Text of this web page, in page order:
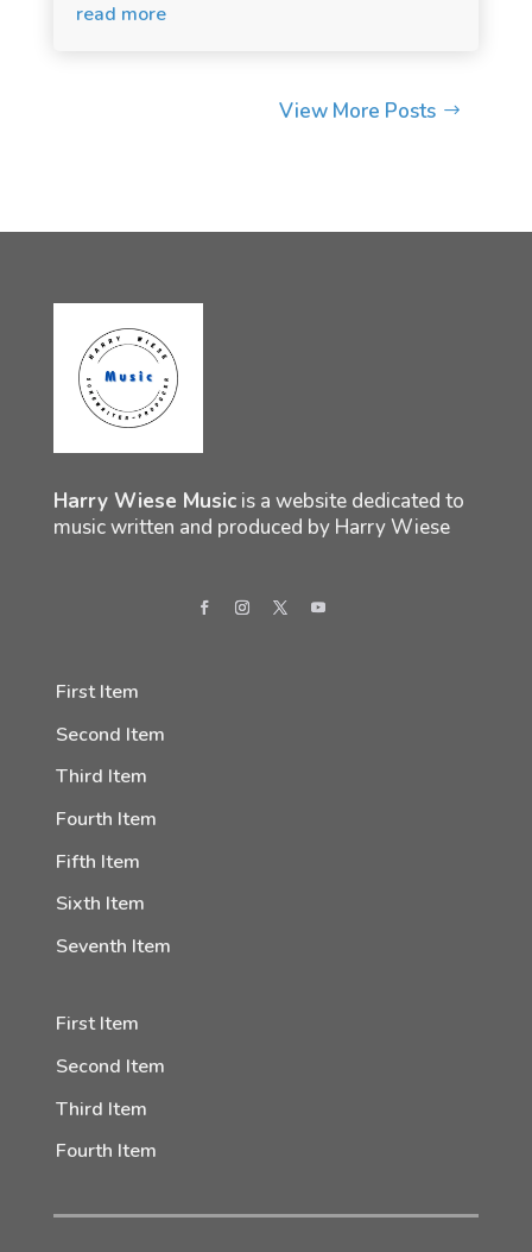
read more
View More Posts
Harry Wiese Musicis a website dedicated to
music written and produced by Harry Wiese
First Item
Second Item
Third Item
Fourth Item
Fifth Item
Sixth Item
Seventh Item
First Item
Second Item
Third Item
Fourth Item